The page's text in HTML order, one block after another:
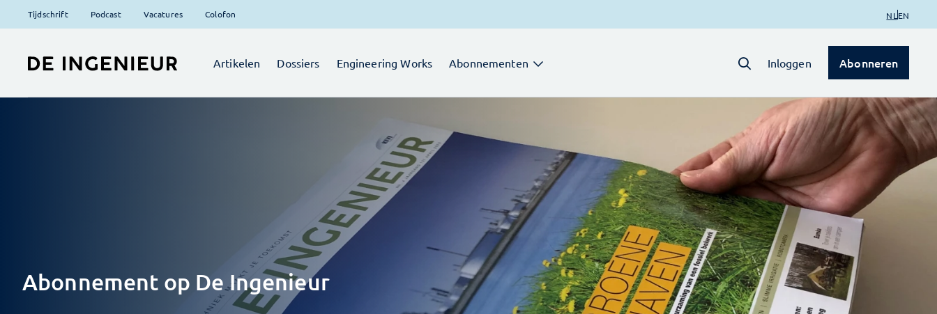
Tijdschrift Podcast Vacatures Colofon NL EN
Artikelen Dossiers Engineering Works Abonnementen Inloggen Abonneren
Abonnement op De Ingenieur